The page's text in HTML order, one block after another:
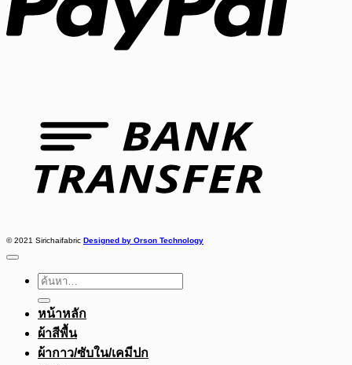
© 2021 Sirichaifabric Designed by Orson Technology
ค้นหา:
หน้าหลัก
ผ้าสีพื้น
ผ้ากาว/ซับใน/เคมีปก